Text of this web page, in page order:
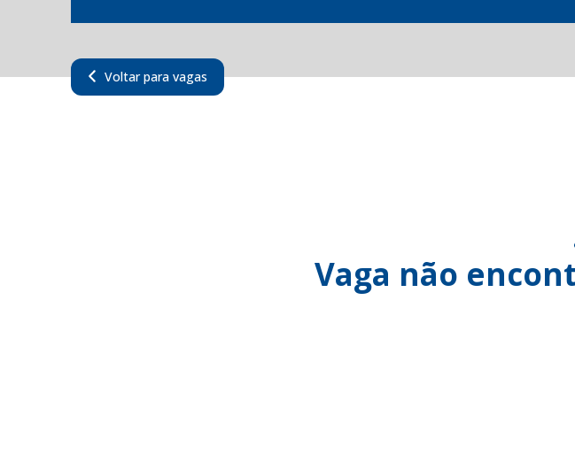
Voltar para vagas
Vaga não